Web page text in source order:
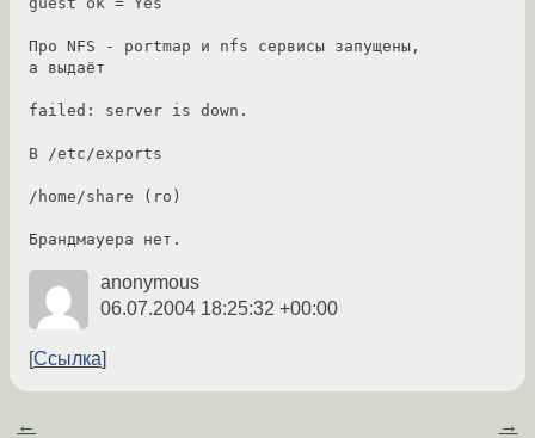
Про NFS - portmap и nfs сервисы запущены,
а выдаёт
failed: server is down.
В /etc/exports
/home/share (ro)
Брандмауера нет.
anonymous
06.07.2004 18:25:32 +00:00
Ссылка
← →